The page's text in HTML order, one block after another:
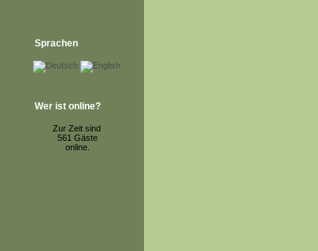
Sprachen
Wer ist online?
Zur Zeit sind
561 Gäste
online.